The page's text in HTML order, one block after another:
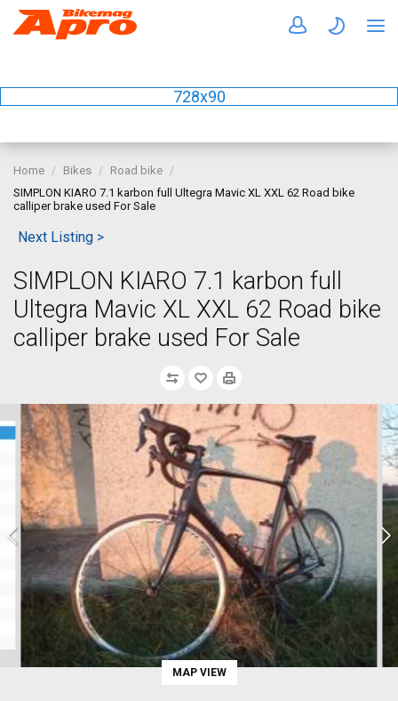
728x90
Home Bikes
Road bike
SIMPLON KIARO 7.1 karbon full Ultegra Mavic XL XXL 62 Road bike
calliper brake used For Sale
Next Listing >
SIMPLON KIARO 7.1 karbon full
Ultegra Mavic XL XXL 62 Road bike
calliper brake used For Sale
MAP VIEW